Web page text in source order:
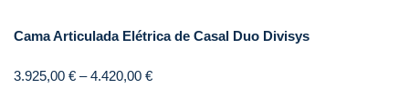
Cama Articulada Elétrica de Casal Duo Divisys
3.925,00 € – 4.420,00 €